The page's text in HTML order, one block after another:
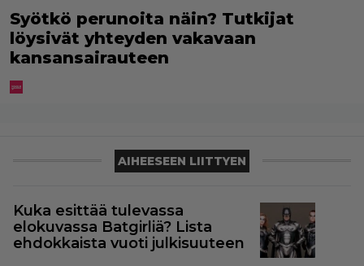
Syötkö perunoita näin? Tutkijat
löysivät yhteyden vakavaan
kansansairauteen
AIHEESEEN LIITTYEN
Kuka esittää tulevassa
elokuvassa Batgirliä? Lista
ehdokkaista vuoti julkisuuteen